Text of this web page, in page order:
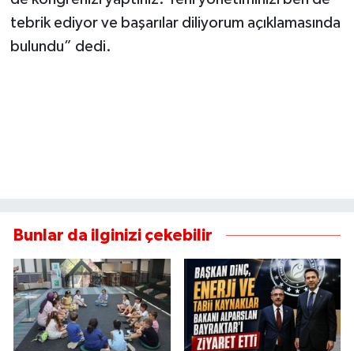
tebrik ediyor ve başarılar diliyorum açıklamasında
bulundu” dedi.
Bunlar da ilginizi çekebilir